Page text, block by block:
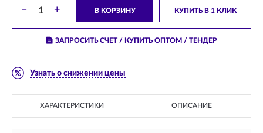
− + В КОРЗИНУ КУПИТЬ В 1 КЛИК
ЗАПРОСИТЬ СЧЕТ / КУПИТЬ ОПТОМ/ ТЕНДЕР
Узнать о снижении цены
ХАРАКТЕРИСТИКИ ОПИСАНИЕ